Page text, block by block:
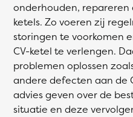
onderhouden, repareren
ketels. Zo voeren zij
storingen te voorkomen
CV-ketel te verlengen.
problemen oplossen
andere defecten aan de
advies geven over de
situatie en deze